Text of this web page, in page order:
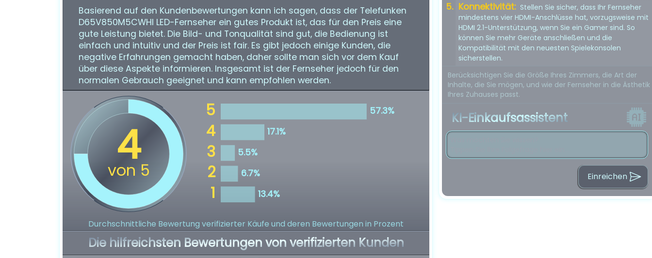
Basierend auf den Kundenbewertungen kann ich sagen, dass der Telefunken
D65V850M5CWHI LED-Fernseher ein gutes Produkt ist, das für den Preis eine
gute Leistung bietet. Die Bild- und Tonqualität sind gut, die Bedienung ist
einfach und intuitiv und der Preis ist fair. Es gibt jedoch einige Kunden, die
negative Erfahrungen gemacht haben, daher sollte man sich vor dem Kauf
über diese Aspekte informieren. Insgesamt ist der Fernseher jedoch für den
normalen Gebrauch geeignet und kann empfohlen werden.
Durchschnittliche Bewertung verifizierter Käufe und deren Bewertungen in Prozent
Die hilfreichsten Bewertungen von verifizierten Kunden
Konnektivität: Stellen Sie sicher, dass Ihr Fernseher
mindestens vier HDMI-Anschlüsse hat, vorzugsweise mit
HDMI 2.1-Unterstützung, wenn Sie ein Gamer sind. So
können Sie mehr Geräte anschließen und die
Kompatibilität mit den neuesten Spielekonsolen
sicherstellen.
Berücksichtigen Sie die Größe Ihres Zimmers, die Art der
Inhalte, die Sie mögen, und wie der Fernseher in die Ästhetik
Ihres Zuhauses passt.
KI-Einkaufsassistent
Einreichen